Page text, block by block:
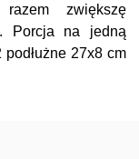
razem zwiększę
Porcja na jedną
27x8 cm